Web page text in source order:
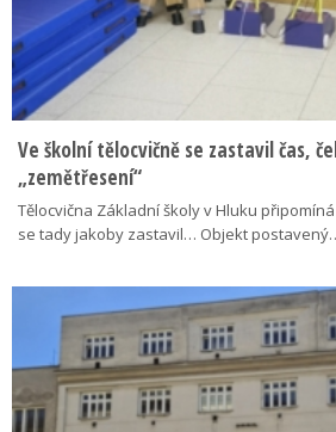
Ve školní tělocvičně se zastavil čas,
„zemětřesení“
Tělocvična Základní školy v Hluku
se tady jakoby zastavil… Objekt